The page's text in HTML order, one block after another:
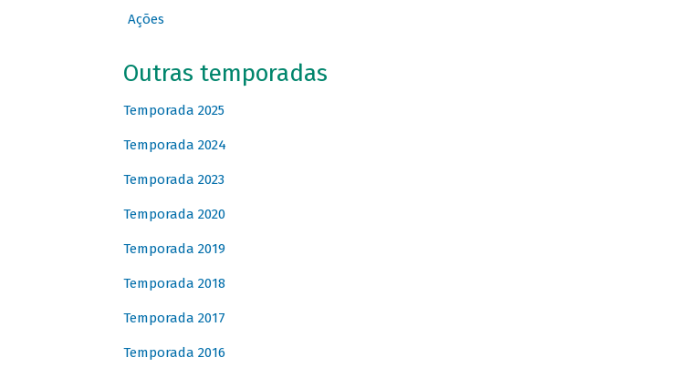
Ações
Outras temporadas
Temporada 2025
Temporada 2024
Temporada 2023
Temporada 2020
Temporada 2019
Temporada 2018
Temporada 2017
Temporada 2016